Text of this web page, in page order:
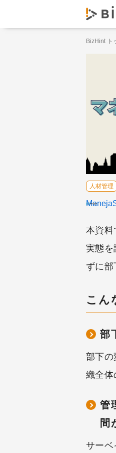
BizHint ト
本資料
実態を
ずに部
こん
部
部下の
織全体
管
間
サーベ
人材管理